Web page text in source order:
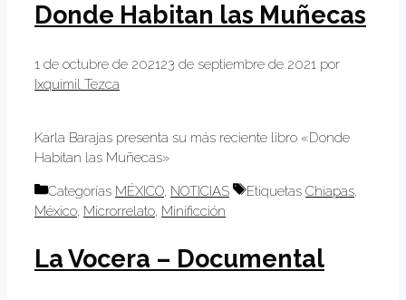
Donde Habitan las Muñecas
1 de octubre de 202123 de septiembre de 2021 por
Ixquimil Tezca
Karla Barajas presenta su más reciente libro «Donde
Habitan las Muñecas»
Categorías MÉXICO, NOTICIAS Etiquetas Chiapas,
México, Microrrelato, Minificción
La Vocera – Documental